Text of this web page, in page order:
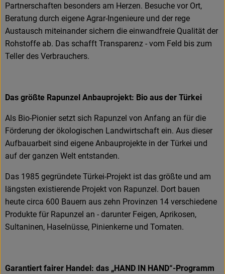
Partnerschaften besonders am Herzen. Besuche vor Ort,
Beratung durch eigene Agrar-Ingenieure und der rege
Austausch miteinander sichern die einwandfreie Qualität der
Rohstoffe ab. Das schafft Transparenz - vom Feld bis zum
Teller des Verbrauchers.
Das größte Rapunzel Anbauprojekt: Bio aus der Türkei
Als Bio-Pionier setzt sich Rapunzel von Anfang an für die
Förderung der ökologischen Landwirtschaft ein. Aus dieser
Aufbauarbeit sind eigene Anbauprojekte in der Türkei und
auf der ganzen Welt entstanden.
Das 1985 gegründete Türkei-Projekt ist das größte und am
längsten existierende Projekt von Rapunzel. Dort bauen
heute circa 600 Bauern aus zehn Provinzen 14 verschiedene
Produkte für Rapunzel an - darunter Feigen, Aprikosen,
Sultaninen, Haselnüsse, Pinienkerne und Tomaten.
Garantiert fairer Handel: das „HAND IN HAND“-Programm